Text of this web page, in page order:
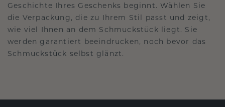
Geschichte Ihres Geschenks beginnt. Wählen Sie
die Verpackung, die zu Ihrem Stil passt und zeigt,
wie viel Ihnen an dem Schmuckstück liegt. Sie
werden garantiert beeindrucken, noch bevor das
Schmuckstück selbst glänzt.